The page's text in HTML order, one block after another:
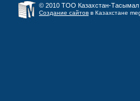
© 2010 ТОО Казахстан-Тасымал
Создание сайтов в Казахстане